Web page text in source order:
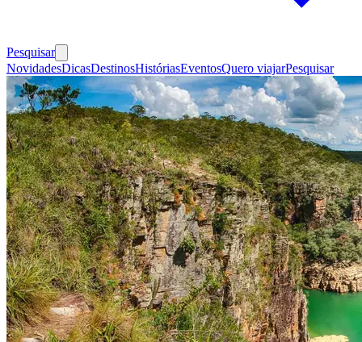
Pesquisar
NovidadesDicasDestinosHistóriasEventosQuero viajarPesquisar